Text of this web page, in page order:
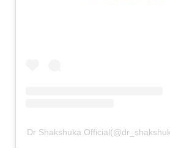
Dr Shakshuka